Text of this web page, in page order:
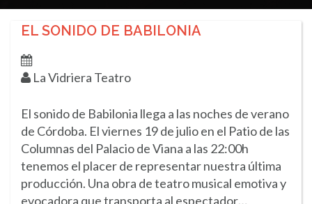
EL SONIDO DE BABILONIA
La Vidriera Teatro
El sonido de Babilonia llega a las noches de verano
de Córdoba. El viernes 19 de julio en el Patio de las
Columnas del Palacio de Viana a las 22:00h
tenemos el placer de representar nuestra última
producción. Una obra de teatro musical emotiva y
evocadora que transporta al espectador…